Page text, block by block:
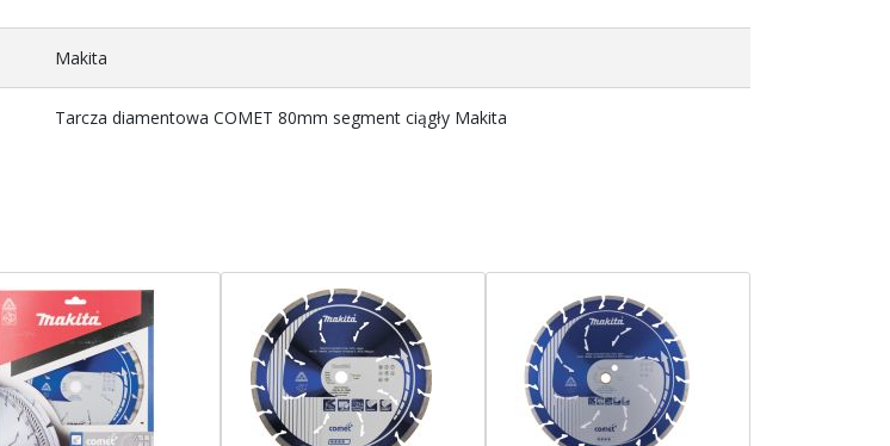
Makita
Tarcza diamentowa COMET 80mm segment ciągły Makita